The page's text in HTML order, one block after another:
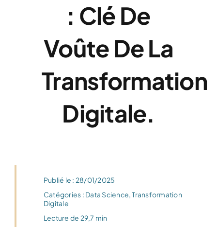
: Clé De
Voûte De La
Transformation
Digitale.
Publié le : 28/01/2025
Catégories : Data Science,Transformation
Digitale
Lecture de 29,7 min